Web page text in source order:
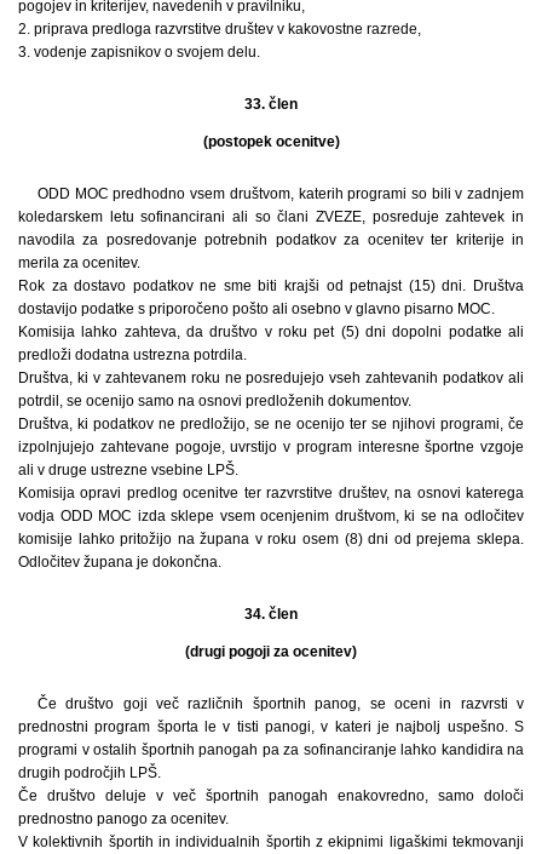
pogojev in kriterijev, navedenih v pravilniku,
2. priprava predloga razvrstitve društev v kakovostne razrede,
3. vodenje zapisnikov o svojem delu.
33. člen
(postopek ocenitve)
ODD MOC predhodno vsem društvom, katerih programi so bili v zadnjem
koledarskem letu sofinancirani ali so člani ZVEZE, posreduje zahtevek in
navodila za posredovanje potrebnih podatkov za ocenitev ter kriterije in
merila za ocenitev.
Rok za dostavo podatkov ne sme biti krajši od petnajst (15) dni. Društva
dostavijo podatke s priporočeno pošto ali osebno v glavno pisarno MOC.
Komisija lahko zahteva, da društvo v roku pet (5) dni dopolni podatke ali
predloži dodatna ustrezna potrdila.
Društva, ki v zahtevanem roku ne posredujejo vseh zahtevanih podatkov ali
potrdil, se ocenijo samo na osnovi predloženih dokumentov.
Društva, ki podatkov ne predložijo, se ne ocenijo ter se njihovi programi, če
izpolnjujejo zahtevane pogoje, uvrstijo v program interesne športne vzgoje
ali v druge ustrezne vsebine LPŠ.
Komisija opravi predlog ocenitve ter razvrstitve društev, na osnovi katerega
vodja ODD MOC izda sklepe vsem ocenjenim društvom, ki se na odločitev
komisije lahko pritožijo na župana v roku osem (8) dni od prejema sklepa.
Odločitev župana je dokončna.
34. člen
(drugi pogoji za ocenitev)
Če društvo goji več različnih športnih panog, se oceni in razvrsti v
prednostni program športa le v tisti panogi, v kateri je najbolj uspešno. S
programi v ostalih športnih panogah pa za sofinanciranje lahko kandidira na
drugih področjih LPŠ.
Če društvo deluje v več športnih panogah enakovredno, samo določi
prednostno panogo za ocenitev.
V kolektivnih športih in individualnih športih z ekipnimi ligaškimi tekmovanji